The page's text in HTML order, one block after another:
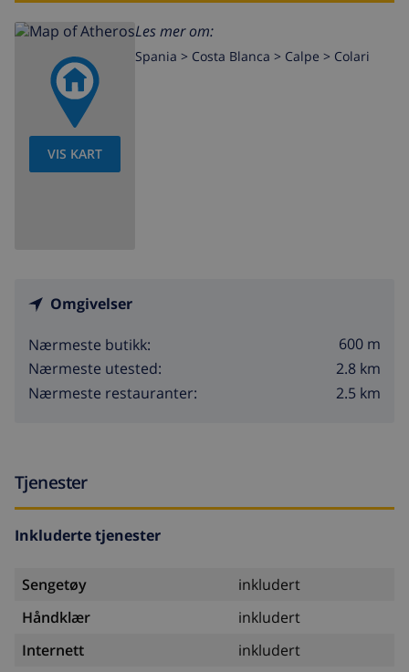
VIS KART
Les mer om:
Spania > Costa Blanca > Calpe > Colari
Omgivelser
Nærmeste butikk:
600 m
Nærmeste utested:
2.8 km
Nærmeste restauranter:
2.5 km
Tjenester
Inkluderte tjenester
Sengetøy
inkludert
Håndklær
inkludert
Internett
inkludert